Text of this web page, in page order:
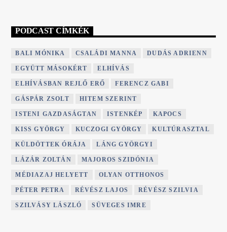
PODCAST CÍMKÉK
BALI MÓNIKA CSALÁDI MANNA DUDÁS ADRIENN
EGYÜTT MÁSOKÉRT ELHÍVÁS
ELHÍVÁSBAN REJLŐ ERŐ FERENCZ GABI
GÁSPÁR ZSOLT HITEM SZERINT
ISTENI GAZDASÁGTAN ISTENKÉP KAPOCS
KISS GYÖRGY KUCZOGI GYÖRGY KULTÚRASZTAL
KÜLDÖTTEK ÓRÁJA LÁNG GYÖRGYI
LÁZÁR ZOLTÁN MAJOROS SZIDÓNIA
MÉDIAZAJ HELYETT OLYAN OTTHONOS
PÉTER PETRA RÉVÉSZ LAJOS RÉVÉSZ SZILVIA
SZILVÁSY LÁSZLÓ SÜVEGES IMRE